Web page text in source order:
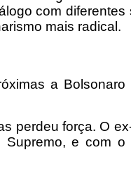
com
mais radical.
a
perdeu força. O
Supremo, e com